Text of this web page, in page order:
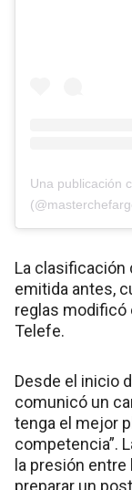
Una publicación
La clasificación
emitida antes,
reglas modificó
Telefe.
Desde el inicio
comunicó un
tenga el mejor
competencia”.
la presión entre
preparar un